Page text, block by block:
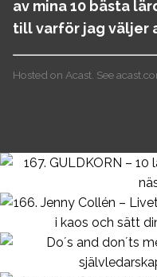
av mina 10 bästa
till varför jag väljer
Hosted on Acast. See